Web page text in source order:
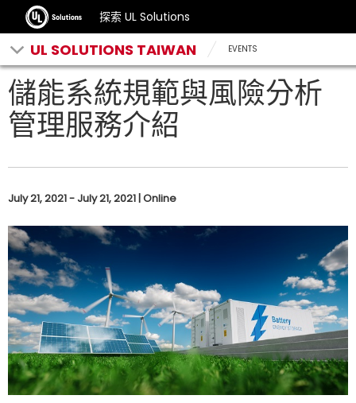
探索 UL Solutions
UL SOLUTIONS TAIWAN EVENTS
儲能系統規範與風險分析
管理服務介紹
July 21, 2021 - July 21, 2021 | Online